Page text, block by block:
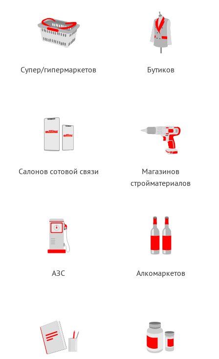
Супер/гипермаркетов Бутиков
Салонов сотовой связи
Магазинов
стройматериалов
АЗС Алкомаркетов